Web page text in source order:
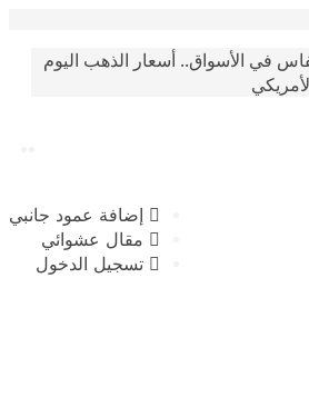
أسعار الذهب اليوم
إضافة عمود جانبي
مقال عشوائي
تسجيل الدخول